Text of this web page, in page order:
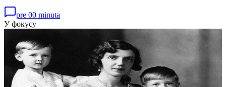
pre 00 minuta
У фокусу